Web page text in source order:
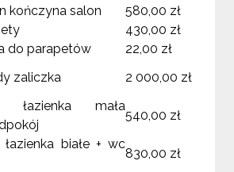
kończyna salon
580,00 zł
430,00 zł
do parapetów
22,00 zł
zaliczka 2 000,00 zł
łazienka mała
540,00 zł
łazienka białe + wc
830,00 zł